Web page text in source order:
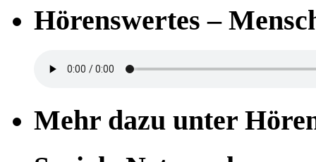
Hörenswertes –
Mehr dazu unter